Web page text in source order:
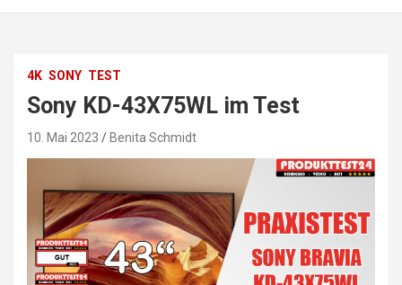
4K SONY TEST
Sony KD-43X75WL im Test
10. Mai 2023 Benita Schmidt